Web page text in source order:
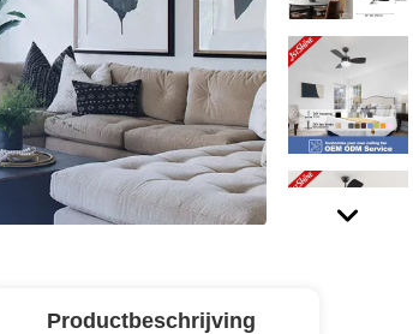
Productbeschrijving